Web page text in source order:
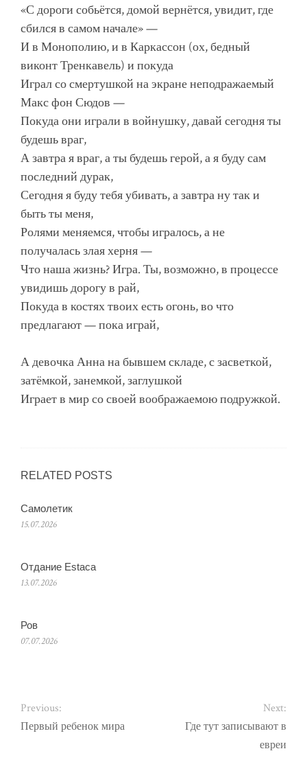
«С дороги собьётся, домой вернётся, увидит, где
сбился в самом начале» —
И в Монополию, и в Каркассон (ох, бедный
виконт Тренкавель) и покуда
Играл со смертушкой на экране неподражаемый
Макс фон Сюдов —
Покуда они играли в войнушку, давай сегодня ты
будешь враг,
А завтра я враг, а ты будешь герой, а я буду сам
последний дурак,
Сегодня я буду тебя убивать, а завтра ну так и
быть ты меня,
Ролями меняемся, чтобы игралось, а не
получалась злая херня —
Что наша жизнь? Игра. Ты, возможно, в процессе
увидишь дорогу в рай,
Покуда в костях твоих есть огонь, во что
предлагают — пока играй,
А девочка Анна на бывшем складе, с засветкой,
затёмкой, занемкой, заглушкой
Играет в мир со своей воображаемою подружкой.
RELATED POSTS
Самолетик
15.07.2026
Отдание Estaca
13.07.2026
Ров
07.07.2026
Previous:
Первый ребенок мира
Next:
Где тут записывают в
евреи